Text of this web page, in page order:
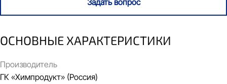
ОСНОВНЫЕ ХАРАКТЕРИСТИКИ
Производитель
ГК «Химпродукт» (Россия)